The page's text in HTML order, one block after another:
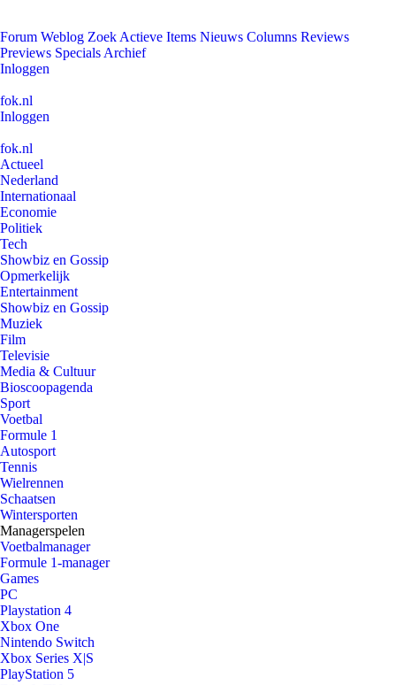
Forum Weblog Zoek Actieve Items Nieuws Columns Reviews
Previews Specials Archief
Inloggen
fok.nl
Inloggen
fok.nl
Actueel
Nederland
Internationaal
Economie
Politiek
Tech
Showbiz en Gossip
Opmerkelijk
Entertainment
Showbiz en Gossip
Muziek
Film
Televisie
Media & Cultuur
Bioscoopagenda
Sport
Voetbal
Formule 1
Autosport
Tennis
Wielrennen
Schaatsen
Wintersporten
Managerspelen
Voetbalmanager
Formule 1-manager
Games
PC
Playstation 4
Xbox One
Nintendo Switch
Xbox Series X|S
PlayStation 5